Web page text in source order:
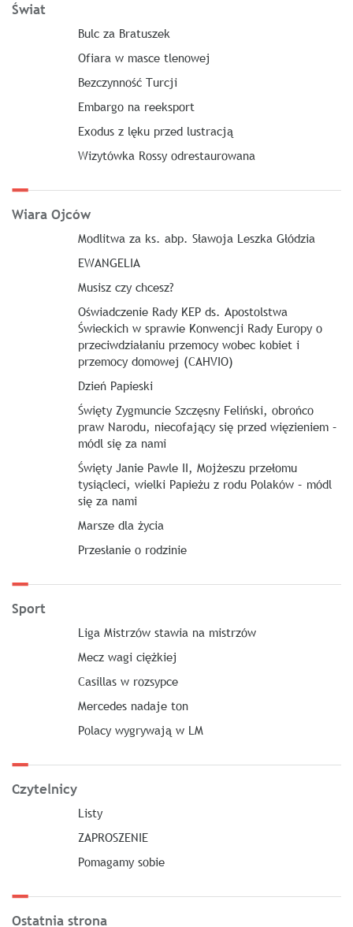
Świat
Bulc za Bratuszek
Ofiara w masce tlenowej
Bezczynność Turcji
Embargo na reeksport
Exodus z lęku przed lustracją
Wizytówka Rossy odrestaurowana
Wiara Ojców
Modlitwa za ks. abp. Sławoja Leszka Głódzia
EWANGELIA
Musisz czy chcesz?
Oświadczenie Rady KEP ds. Apostolstwa
Świeckich w sprawie Konwencji Rady Europy o
przeciwdziałaniu przemocy wobec kobiet i
przemocy domowej (CAHVIO)
Dzień Papieski
Święty Zygmuncie Szczęsny Feliński, obrońco
praw Narodu, niecofający się przed więzieniem –
módl się za nami
Święty Janie Pawle II, Mojżeszu przełomu
tysiącleci, wielki Papieżu z rodu Polaków – módl
się za nami
Marsze dla życia
Przesłanie o rodzinie
Sport
Liga Mistrzów stawia na mistrzów
Mecz wagi ciężkiej
Casillas w rozsypce
Mercedes nadaje ton
Polacy wygrywają w LM
Czytelnicy
Listy
ZAPROSZENIE
Pomagamy sobie
Ostatnia strona